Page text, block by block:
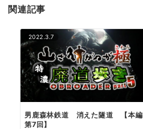
ン
関連記事
2022.3.7
男鹿森林鉄道 消えた隧道 【本編
第7回】